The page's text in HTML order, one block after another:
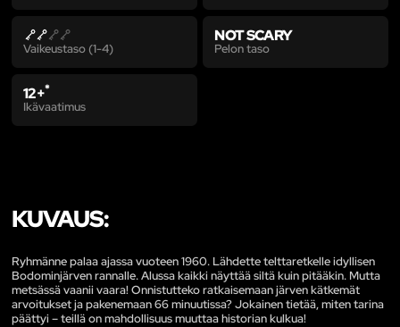
Vaikeustaso (1-4)
NOT SCARY
Pelon taso
12+*
Ikävaatimus
KUVAUS:
Ryhmänne palaa ajassa vuoteen 1960. Lähdette telttaretkelle idyllisen
Bodominjärven rannalle. Alussa kaikki näyttää siltä kuin pitääkin. Mutta
metsässä vaanii vaara! Onnistutteko ratkaisemaan järven kätkemät
arvoitukset ja pakenemaan 66 minuutissa? Jokainen tietää, miten tarina
päättyi – teillä on mahdollisuus muuttaa historian kulkua!